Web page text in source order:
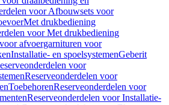
voor Afbouwsets voor
Met drukbediening
voor Met drukbediening
afvoergarnituren voor
Installatie- en spoelsystemenGeberit
voor
Reserveonderdelen voor
ToebehorenReserveonderdelen voor
Reserveonderdelen voor Installatie-